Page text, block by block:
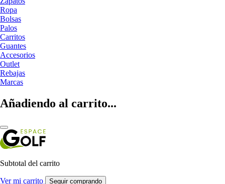
Ropa
Bolsas
Palos
Carritos
Guantes
Accesorios
Outlet
Rebajas
Marcas
Añadiendo al carrito...
Subtotal del carrito
Ver mi carrito Seguir comprando